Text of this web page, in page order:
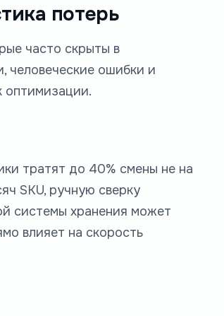
потерь
часто скрыты в
человеческие ошибки и
оптимизации.
тратят до 40% смены не на
SKU, ручную сверку
системы хранения может
влияет на скорость